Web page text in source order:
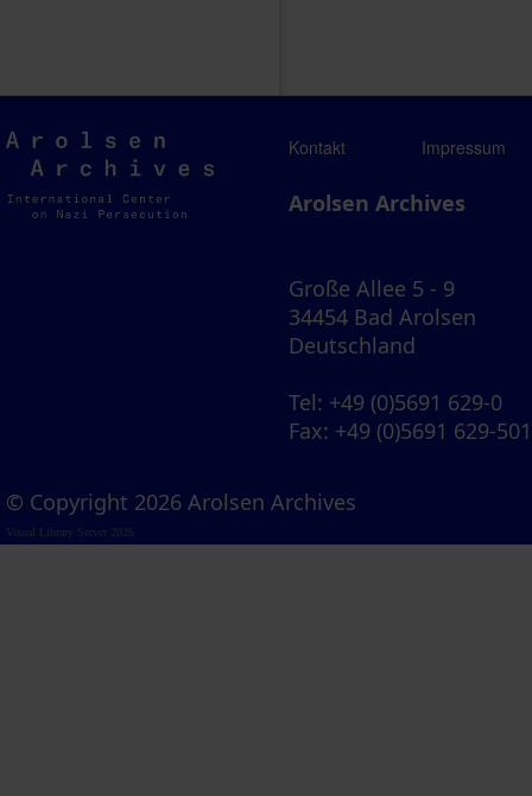
Arolsen
Archives
Kontakt Impressum
Arolsen Archives
Große Allee 5 - 9
34454 Bad Arolsen
Deutschland
Tel: +49 (0)5691 629-0
Fax: +49 (0)5691 629-501
© Copyright 2026 Arolsen Archives
Visual Library Server 2026